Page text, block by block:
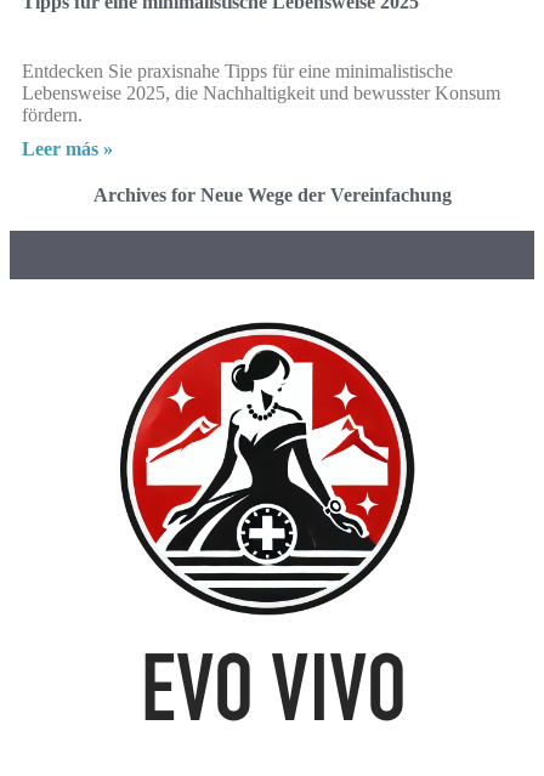
Entdecken Sie praxisnahe Tipps für eine minimalistische
Lebensweise 2025, die Nachhaltigkeit und bewusster Konsum
fördern.
Leer más »
Archives for Neue Wege der Vereinfachung